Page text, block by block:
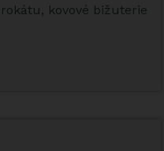
kovové bižuterie